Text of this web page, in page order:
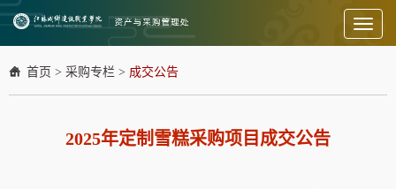
Toggle
首页 > 采购专栏 > 成交公告
2025年定制雪糕采购项目成交公告